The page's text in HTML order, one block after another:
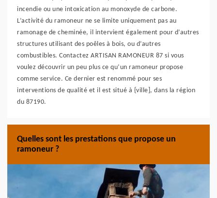
incendie ou une intoxication au monoxyde de carbone.
L’activité du ramoneur ne se limite uniquement pas au
ramonage de cheminée, il intervient également pour d’autres
structures utilisant des poêles à bois, ou d’autres
combustibles. Contactez ARTISAN RAMONEUR 87 si vous
voulez découvrir un peu plus ce qu’un ramoneur propose
comme service. Ce dernier est renommé pour ses
interventions de qualité et il est situé à {ville], dans la région
du 87190.
Quelles sont les prestations que propose un
ramoneur ?